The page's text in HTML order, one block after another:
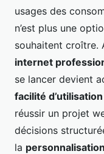
usages des
n’est plus une
souhaitent croître.
internet
se lancer devient
facilité d’utilisation
réussir un projet
décisions
la